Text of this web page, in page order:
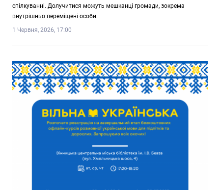
спілкуванні. Долучитися можуть мешканці громади, зокрема
внутрішньо переміщені особи.
1 Червня, 2026, 17:00